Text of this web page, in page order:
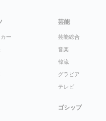
ー
芸能
芸能総合
音楽
韓流
グラビア
テレビ
ゴシップ